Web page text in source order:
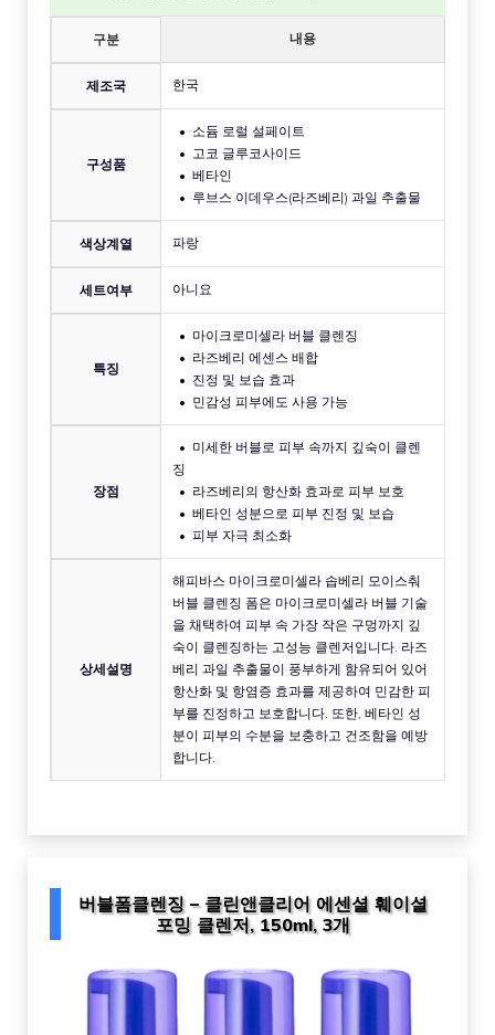
구분 내용
제조국 한국
구성품
소듐 로럴 설페이트
고코 글루코사이드
베타인
루브스 이데우스(라즈베리) 과일 추출물
색상계열 파랑
세트여부 아니요
특징
마이크로미셀라 버블 클렌징
라즈베리 에센스 배합
진정 및 보습 효과
민감성 피부에도 사용 가능
장점
미세한 버블로 피부 속까지 깊숙이 클렌
징
라즈베리의 항산화 효과로 피부 보호
베타인 성분으로 피부 진정 및 보습
피부 자극 최소화
상세설명
해피바스 마이크로미셀라 솝베리 모이스춰
버블 클렌징 폼은 마이크로미셀라 버블 기술
을 채택하여 피부 속 가장 작은 구멍까지 깊
숙이 클렌징하는 고성능 클렌저입니다. 라즈
베리 과일 추출물이 풍부하게 함유되어 있어
항산화 및 항염증 효과를 제공하여 민감한 피
부를 진정하고 보호합니다. 또한, 베타인 성
분이 피부의 수분을 보충하고 건조함을 예방
합니다.
버블폼클렌징 – 클린앤클리어 에센셜 훼이셜
포밍 클렌저, 150ml, 3개